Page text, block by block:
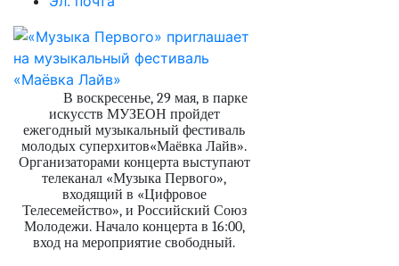
В воскресенье, 29 мая, в парке
искусств МУЗЕОН пройдет
ежегодный музыкальный фестиваль
молодых суперхитов«Маёвка Лайв».
Организаторами концерта выступают
телеканал «Музыка Первого»,
входящий в «Цифровое
Телесемейство», и Российский Союз
Молодежи. Начало концерта в 16:00,
вход на мероприятие свободный.